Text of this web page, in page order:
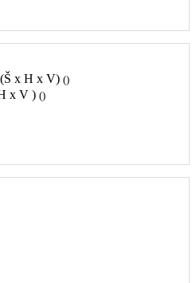
x H x V) ()
x V ) ()